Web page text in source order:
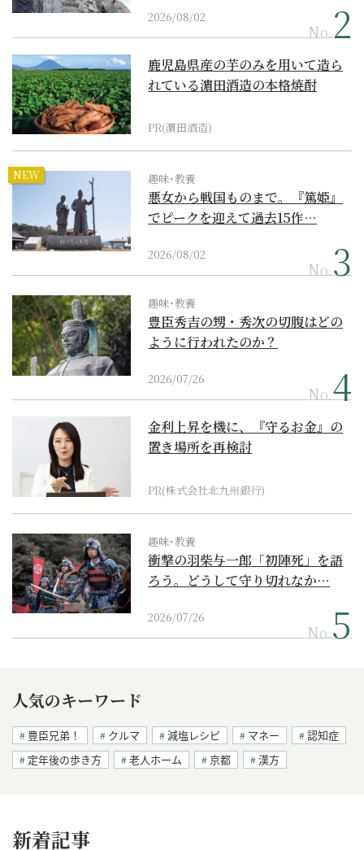
2026/08/02
No.
鹿児島県産の芋のみを用いて造ら
れている濵田酒造の本格焼酎
PR(濵田酒造)
NEW 趣味･教養
悪女から戦国ものまで。『篤姫』
でピークを迎えて過去15作…
2026/08/02
No.
趣味･教養
豊臣秀吉の甥・秀次の切腹はどの
ように行われたのか？
2026/07/26
No.
金利上昇を機に、『守るお金』の
置き場所を再検討
PR(株式会社北九州銀行)
趣味･教養
衝撃の羽柴与一郎「初陣死」を語
ろう。どうして守り切れなか…
2026/07/26
No.
人気のキーワード
豊臣兄弟！ クルマ 減塩レシピ マネー
認知症
定年後の歩き方
老人ホーム 京都 漢方
新着記事